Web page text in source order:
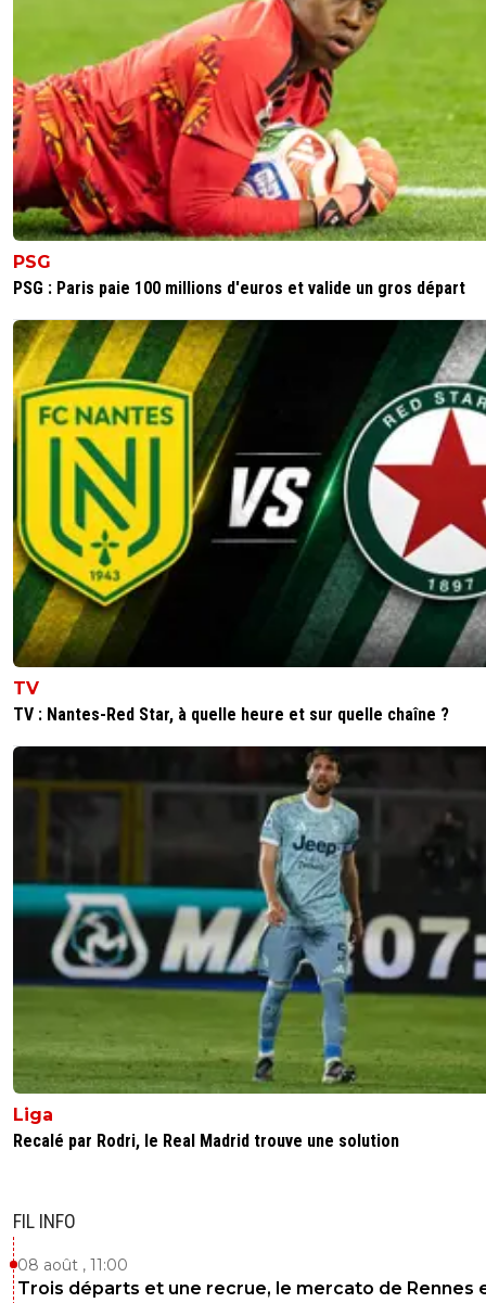
PSG
PSG : Paris paie 100 millions d'euros et valide un gros départ
TV
TV : Nantes-Red Star, à quelle heure et sur quelle chaîne ?
Liga
Recalé par Rodri, le Real Madrid trouve une solution
FIL INFO
08 août , 11:00
Trois départs et une recrue, le mercato de Rennes